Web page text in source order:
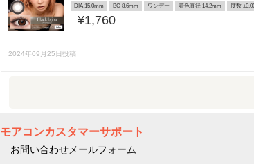
DIA 15.0mm BC 8.6mm ワンデー 着色直径 14.2mm 度数
¥1,760
2024年09月25日投稿
モアコンカスタマーサポート
お問い合わせメールフォーム